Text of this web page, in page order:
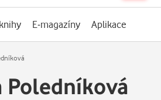
E-magazíny Aplikace
Poledníková